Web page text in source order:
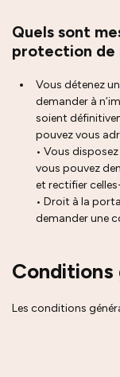
Quels sont
protection de
Vous détenez
demander à
soient
pouvez vous
• Vous
vous pouvez
et rectifier
• Droit à la
demander une
Conditions
Les conditions